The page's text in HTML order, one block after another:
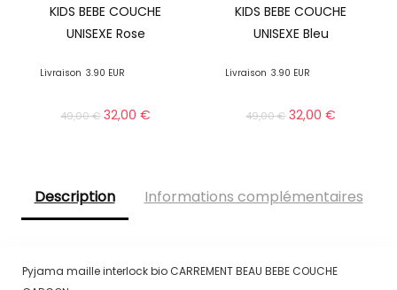
KIDS BEBE COUCHE
UNISEXE Rose
Livraison 3.90 EUR
49,00€ 32,00€
KIDS BEBE COUCHE
UNISEXE Bleu
Livraison 3.90 EUR
49,00€ 32,00€
Description Informations complémentaires
Pyjama maille interlock bio CARREMENT BEAU BEBE COUCHE